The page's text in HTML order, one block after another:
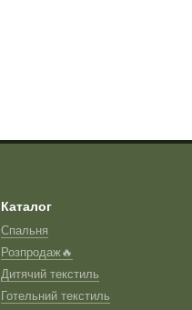
Каталог
Спальня
Розпродаж🔥
Дитячий текстиль
Готельний текстиль